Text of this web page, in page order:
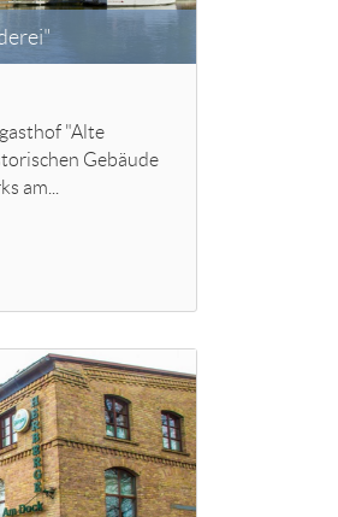
"Alte
Gebäude
am...